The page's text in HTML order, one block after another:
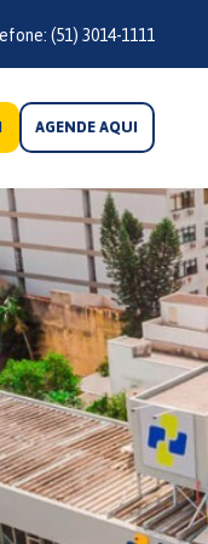
(51) 3014-1111
AGENDE AQUI